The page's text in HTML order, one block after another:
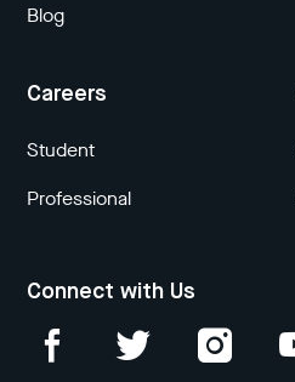
Blog
Careers
Student
Professional
Connect with Us